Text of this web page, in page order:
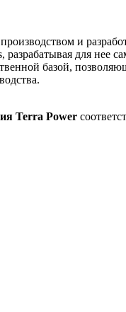
и
для нее
базой,
Terra Power